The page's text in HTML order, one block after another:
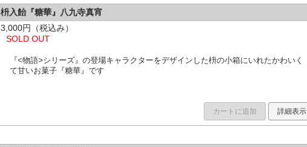
枡入飴『糖華』八九寺真宵
3,000円（税込み）
SOLD OUT
『<物語>シリーズ』の登場キャラクターをデザインした枡の小箱にいれたかわいく
て甘いお菓子『糖華』です
カートに追加 詳細表示